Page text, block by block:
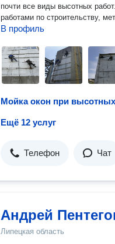
почти все виды высотных
работами по строительству,
В профиль
Мойка окон при
Ещё 12 услуг
Телефон Чат
Андрей
Липецкая область